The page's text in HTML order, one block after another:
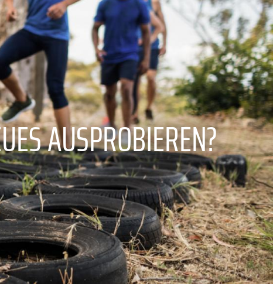
AUSPROBIEREN?